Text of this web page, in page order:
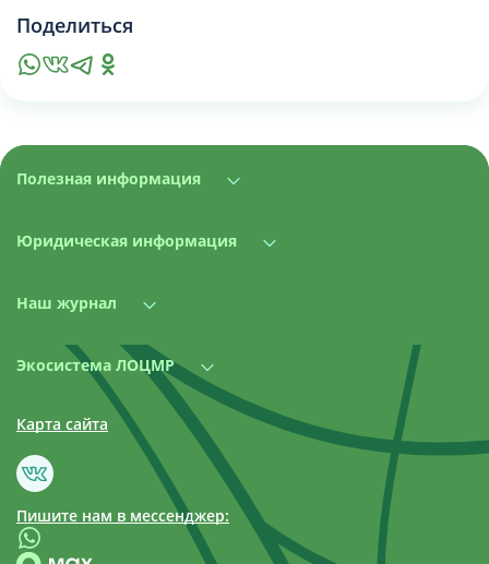
Поделиться
Полезная информация
Юридическая информация
Наш журнал
Экосистема ЛОЦМР
Карта сайта
Пишите нам в мессенджер: